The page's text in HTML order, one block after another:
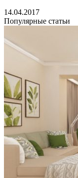
14.04.2017
Популярные статьи